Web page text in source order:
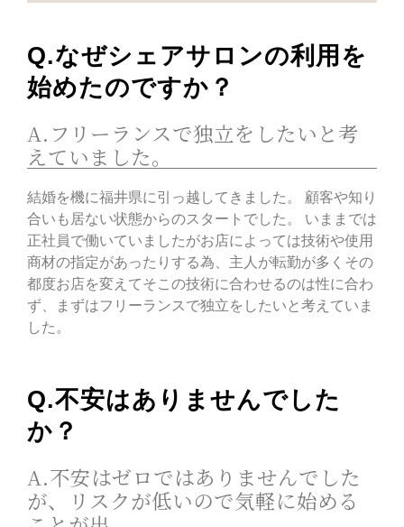
Q.なぜシェアサロンの利用を
始めたのですか？
A.フリーランスで独立をしたいと考
えていました。
結婚を機に福井県に引っ越してきました。 顧客や知り
合いも居ない状態からのスタートでした。 いままでは
正社員で働いていましたがお店によっては技術や使用
商材の指定があったりする為、主人が転勤が多くその
都度お店を変えてそこの技術に合わせるのは性に合わ
ず、まずはフリーランスで独立をしたいと考えていま
した。
Q.不安はありませんでした
か？
A.不安はゼロではありませんでした
が、リスクが低いので気軽に始める